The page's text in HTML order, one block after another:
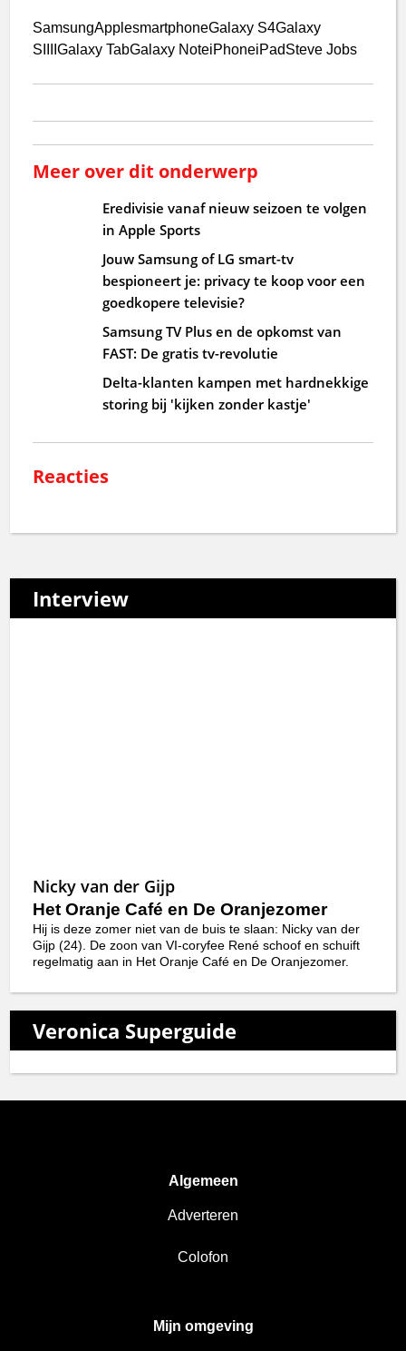
SamsungApplesmartphoneGalaxy S4Galaxy
SIIIIGalaxy TabGalaxy NoteiPhoneiPadSteve Jobs
Meer over dit onderwerp
Eredivisie vanaf nieuw seizoen te volgen
in Apple Sports
Jouw Samsung of LG smart-tv
bespioneert je: privacy te koop voor een
goedkopere televisie?
Samsung TV Plus en de opkomst van
FAST: De gratis tv-revolutie
Delta-klanten kampen met hardnekkige
storing bij 'kijken zonder kastje'
Reacties
Interview
Nicky van der Gijp
Het Oranje Café en De Oranjezomer
Hij is deze zomer niet van de buis te slaan: Nicky van der
Gijp (24). De zoon van VI-coryfee René schoof en schuift
regelmatig aan in Het Oranje Café en De Oranjezomer.
Veronica Superguide
Algemeen
Adverteren
Colofon
Mijn omgeving